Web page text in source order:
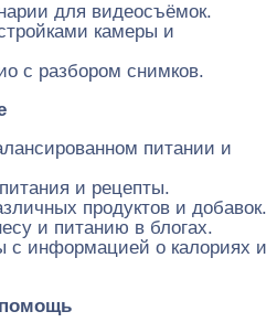
для видеосъёмок.
камеры и
с разбором снимков.
питании и
и рецепты.
продуктов и добавок.
и питанию в блогах.
с информацией о калориях и